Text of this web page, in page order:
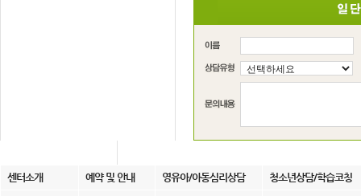
센터소개 예약 및 안내 영유아/아동심리상담 청소년상담/학습코칭